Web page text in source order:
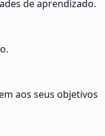
de aprendizado.
aos seus objetivos